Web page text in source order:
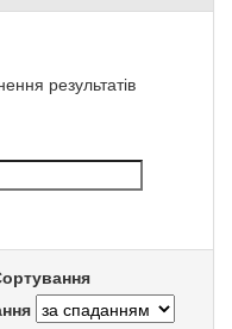
результатів